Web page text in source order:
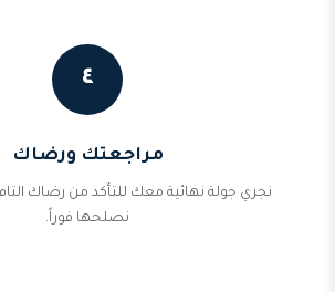
٤
مراجعتك ورضاك
نجري جولة نهائية معك للتأكد من رضاك
نصلحها فوراً.